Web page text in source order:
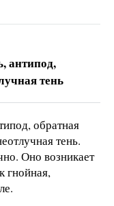
антипод,
тень
обратная
тень.
Оно возникает
гнойная,